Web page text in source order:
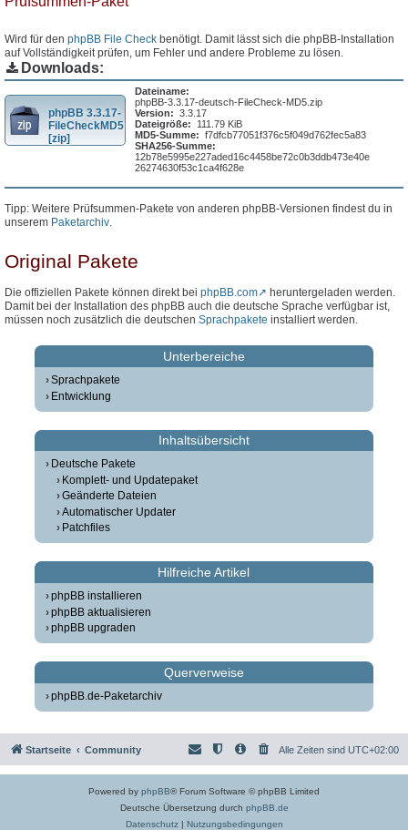
Wird für den phpBB File Check benötigt. Damit lässt sich die phpBB-Installation
auf Vollständigkeit prüfen, um Fehler und andere Probleme zu lösen.
Downloads:
phpBB 3.3.17-
FileCheckMD5
[zip]
Dateiname:
phpBB-3.3.17-deutsch-FileCheck-MD5.zip
Version: 3.3.17
Dateigröße:
111.79 KiB
MD5-Summe: f7dfcb77051f376c5f049d762fec5a83
SHA256-Summe:
12b78e5995e227aded16c4458be72c0b3ddb473e40e
26274630f53c1ca4f628e
Tipp: Weitere Prüfsummen-Pakete von anderen phpBB-Versionen findest du in
unserem Paketarchiv.
Original Pakete
Die offiziellen Pakete können direkt bei phpBB.com
heruntergeladen werden.
Damit bei der Installation des phpBB auch die deutsche Sprache verfügbar ist,
müssen noch zusätzlich die deutschen Sprachpakete installiert werden.
Unterbereiche
Sprachpakete
Entwicklung
Inhaltsübersicht
Deutsche Pakete
Komplett- und Updatepaket
Geänderte Dateien
Automatischer Updater
Patchfiles
Hilfreiche Artikel
phpBB installieren
phpBB aktualisieren
phpBB upgraden
Querverweise
phpBB.de-Paketarchiv
Startseite Community Alle Zeiten sind UTC+02:00
Powered by phpBB® Forum Software © phpBB Limited
Deutsche Übersetzung durch phpBB.de
Datenschutz| Nutzungsbedingungen